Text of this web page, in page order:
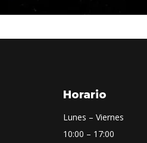
Horario
Lunes – Viernes
10:00 – 17:00